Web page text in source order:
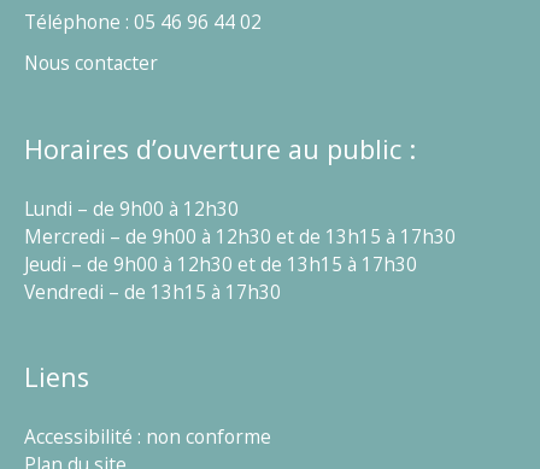
Téléphone : 05 46 96 44 02
Nous contacter
Horaires d’ouverture au public :
Lundi – de 9h00 à 12h30
Mercredi – de 9h00 à 12h30 et de 13h15 à 17h30
Jeudi – de 9h00 à 12h30 et de 13h15 à 17h30
Vendredi – de 13h15 à 17h30
Liens
Accessibilité : non conforme